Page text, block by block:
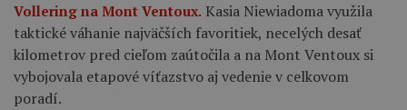
Vollering na Mont Ventoux. Kasia Niewiadoma využila
taktické váhanie najväčších favoritiek, necelých desať
kilometrov pred cieľom zaútočila a na Mont Ventoux si
vybojovala etapové víťazstvo aj vedenie v celkovom
poradí.